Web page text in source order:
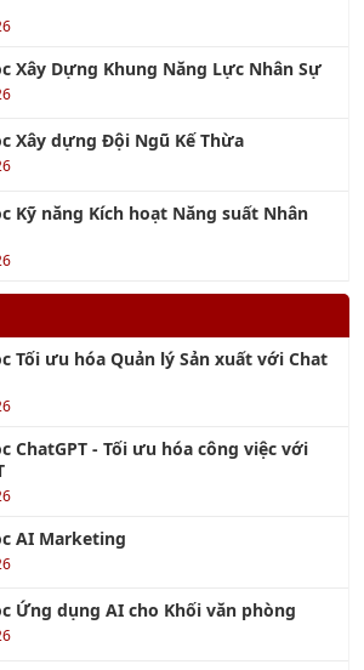
Xây dựng Đội Ngũ Kế Thừa
Kỹ năng Kích hoạt Năng suất Nhân
ChatGPT - Tối ưu hóa công việc với
AI Marketing
Ứng dụng AI cho Khối văn phòng
Ứng dụng AI trong Quản lý dự án